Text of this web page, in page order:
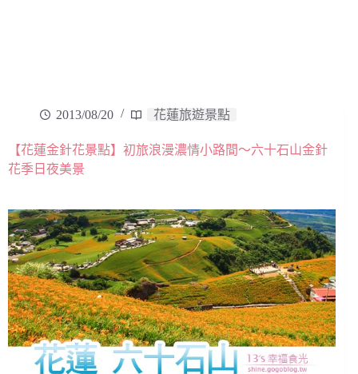
2013/08/20 花蓮旅遊景點
【花蓮金針花景點】初旅浪漫濃情小路間～六十石山金針
花季日夜美景